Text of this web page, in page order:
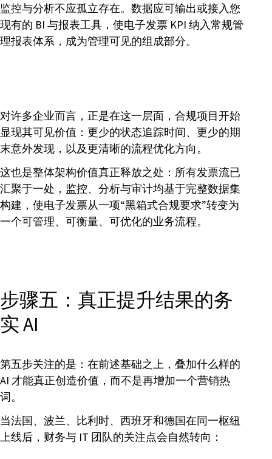
监控与分析不应孤立存在。数据应可输出或接入您
现有的 BI 与报表工具，使电子发票 KPI 纳入常规管
理报表体系，成为管理可见的组成部分。
对许多企业而言，正是在这一层面，合规项目开始
显现其可见价值：更少的状态追踪时间、更少的期
末意外发现，以及更清晰的流程优化方向。
这也是整体架构价值真正释放之处：所有发票流已
汇聚于一处，监控、分析与审计均基于完整数据集
构建，使电子发票从一项“黑箱式合规要求”转变为
一个可管理、可衡量、可优化的业务流程。
步骤五：真正提升结果的务
实 AI
第五步关注的是：在前述基础之上，叠加什么样的
AI 才能真正创造价值，而不是再增加一个营销热
词。
当法国、波兰、比利时、西班牙和德国在同一枢纽
上线后，财务与 IT 团队的关注点会自然转向：